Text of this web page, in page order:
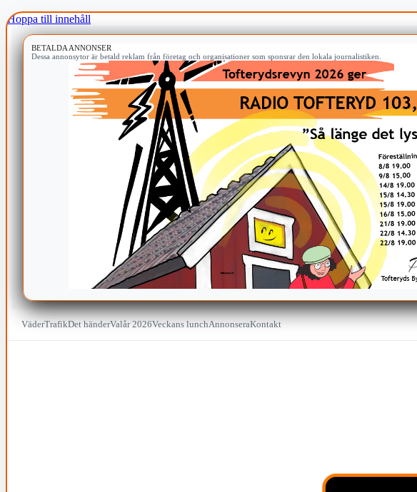
Hoppa till innehåll
BETALDA ANNONSER
Dessa annonsytor är betald reklam från företag och organisationer som sponsrar den lokala journalistiken.
VäderTrafikDet händerValår 2026Veckans lunchAnnonseraKontakt